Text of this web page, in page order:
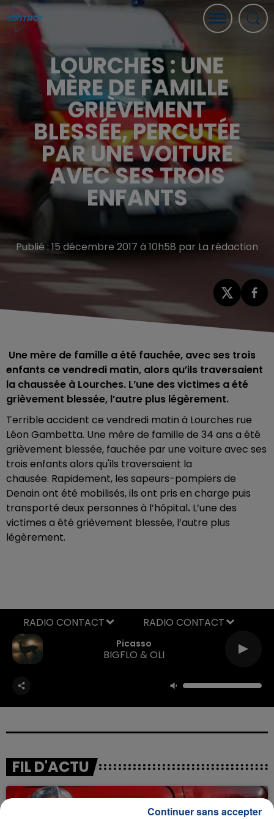
LOURCHES : UNE
MÈRE DE FAMILLE
GRIÈVEMENT
BLESSÉE, PERCUTÉE
PAR UNE VOITURE
AVEC SES TROIS
ENFANTS
Publié : 15 décembre 2017 à 10h58 par La rédaction
Une mère de famille a été fauchée, avec ses trois
enfants ce vendredi matin, alors qu’ils traversaient
la chaussée à Lourches. L’une des victimes a été
grièvement blessée, l’autre plus légèrement.
Terrible accident ce vendredi matin à Lourches rue
Léon Gambetta. Une mère de famille de 34 ans a été
grièvement blessée, fauchée par une voiture avec ses
trois enfants alors qu'ils traversaient la
chausée. Rapidement, les sapeurs-pompiers de
Denain ont été mobilisés, ils ont pris en charge puis
transporté deux personnes à l’hôpital. L’une des
victimes a été grièvement blessée, l’autre plus
légèrement.
Picasso
BIGFLO & OLI
RADIO CONTACT
FIL D'ACTU
Continuer sans accepter